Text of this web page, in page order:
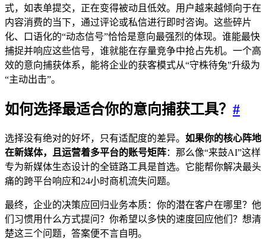
式，如表单提交，正在变得被动且低效。用户越来越倾向于在
内容消费的当下，通过评论或私信进行即时咨询。这些碎片
化、口语化的“动态信号”恰恰是意向最强烈的体现。谁能最快
捕捉并响应这些信号，谁就能在存量竞争中抢占先机。一个高
效的意向捕获体系，能将企业的获客模式从“守株待兔”升级为
“主动出击”。
如何选择最适合你的意向捕获工具？ #
选择没有绝对的好坏，只有适配度的差异。 如果你的核心阵地
在新媒体，且运营着多平台的账号矩阵：那么像“来鼓AI”这样
专为新媒体生态设计的全链路工具是首选。它能帮你解决最头
痛的跨平台响应和24小时商机流失问题。
最终，企业的决策应回归业务本质：你的潜在客户在哪里？他
们习惯用什么方式提问？你希望以多快的速度回应他们？想清
楚这三个问题，答案便不言自明。